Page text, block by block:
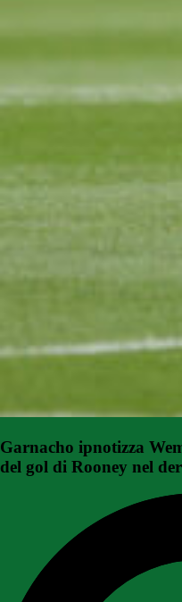
Garnacho ipnotizza
del gol di Rooney nel